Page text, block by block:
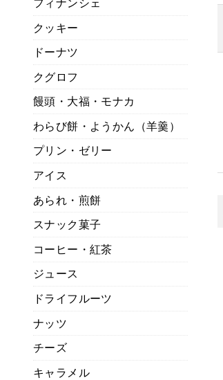
フィナンシェ
クッキー
ドーナツ
クグロフ
饅頭・大福・モナカ
わらび餅・ようかん（羊羹）
プリン・ゼリー
アイス
あられ・煎餅
スナック菓子
コーヒー・紅茶
ジュース
ドライフルーツ
ナッツ
チーズ
キャラメル